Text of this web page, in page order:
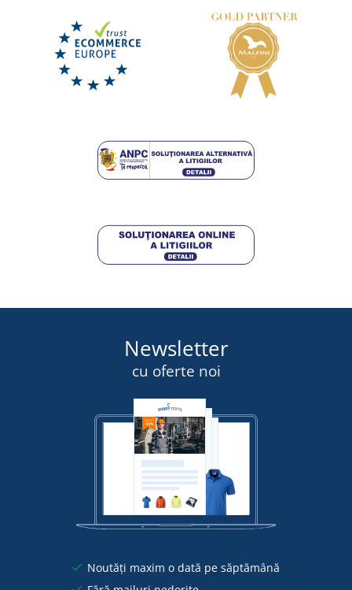
Newsletter
cu oferte noi
Noutăți maxim o dată pe săptămână